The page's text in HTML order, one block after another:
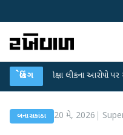
બ્રેકિંગ
પરીક્ષા લીકના આરોપો પર રાહુલ
બનાસકાંઠા 20 મે, 2026